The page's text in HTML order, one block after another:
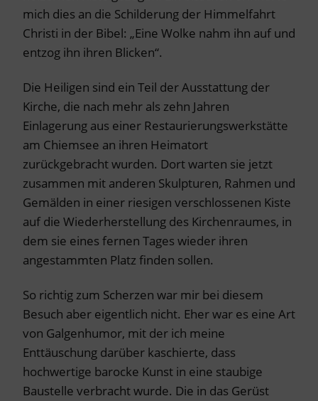
mich dies an die Schilderung der Himmelfahrt
Christi in der Bibel: „Eine Wolke nahm ihn auf und
entzog ihn ihren Blicken“.
Die Heiligen sind ein Teil der Ausstattung der
Kirche, die nach mehr als zehn Jahren
Einlagerung aus einer Restaurierungswerkstätte
am Chiemsee an ihren Heimatort
zurückgebracht wurden. Dort warten sie jetzt
zusammen mit anderen Skulpturen, Rahmen und
Gemälden in einer riesigen verschlossenen Kiste
auf die Wiederherstellung des Kirchenraumes, in
dem sie eines fernen Tages wieder ihren
angestammten Platz finden sollen.
So richtig zum Scherzen war mir bei diesem
Besuch aber eigentlich nicht. Eher war es eine Art
von Galgenhumor, mit der ich meine
Enttäuschung darüber kaschierte, dass
hochwertige barocke Kunst in eine staubige
Baustelle verbracht wurde. Die in das Gerüst